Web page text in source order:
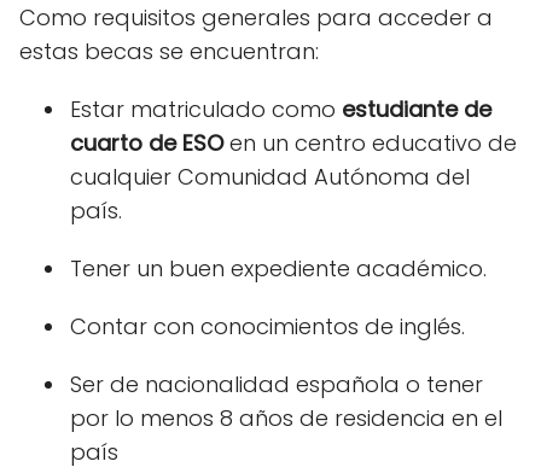
Como requisitos generales para acceder a
estas becas se encuentran:
Estar matriculado como estudiante de
cuarto de ESOen un centro educativo de
cualquier Comunidad Autónoma del
país.
Tener un buen expediente académico.
Contar con conocimientos de inglés.
Ser de nacionalidad española o tener
por lo menos 8 años de residencia en el
país